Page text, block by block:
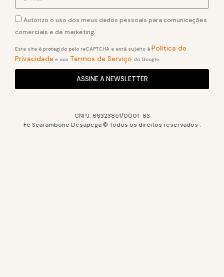
Autorizo o uso dos meus dados pessoais para comunicações
comerciais e de marketing.
Este site é protegido pelo reCAPTCHA e está sujeito à Política de
Privacidade e aos Termos de Serviço do Google.
ASSINE A NEWSLETTER
CNPJ: 66323851/0001-83
Fê Scarambone Desapega © Todos os direitos reservados .